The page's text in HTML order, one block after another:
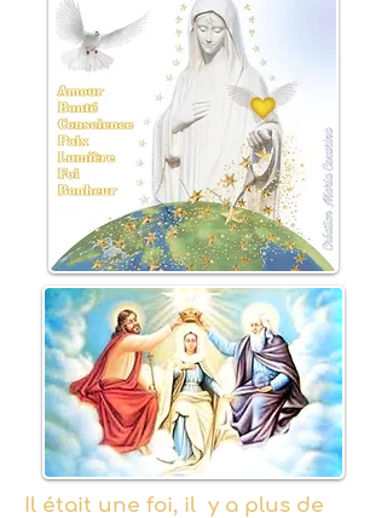
Il était une foi, il y a plus de